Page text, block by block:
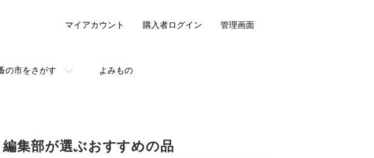
の市をさがす よみもの
マイアカウント 購入者ログイン 管理画面
集部が選ぶおすすめの品